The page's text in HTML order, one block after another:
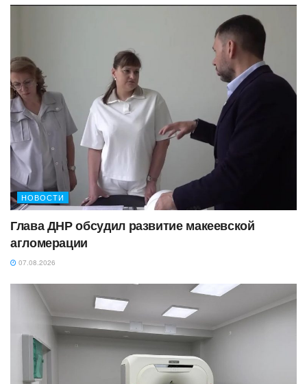
НОВОСТИ
Глава ДНР обсудил развитие макеевской
агломерации
07.08.2026